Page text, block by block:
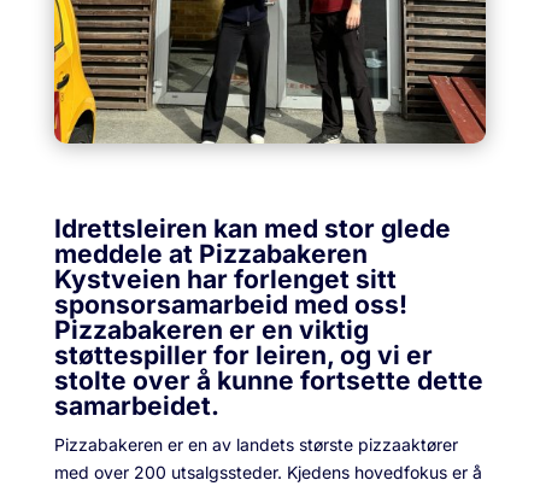
Idrettsleiren kan med stor glede
meddele at Pizzabakeren
Kystveien har forlenget sitt
sponsorsamarbeid med oss!
Pizzabakeren eren viktig
støttespiller for leiren, og vi er
stolte over å kunne fortsette dette
samarbeidet.
Pizzabakeren er en av landets største pizzaaktører
med over 200 utsalgssteder. Kjedens hovedfokus er å